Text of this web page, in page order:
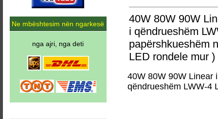
40W 80W 90W
i qëndrueshëm
papërshkueshëm
LED rondele mur )
40W 80W 90W Linear
qëndrueshëm LWW-4
Ne mbështesim nën ngarkesë
nga ajri, nga deti